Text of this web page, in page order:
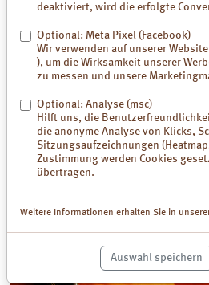
Der elastische, robuste Bambus ist ein
liefert das in Lebensmitteln seltene
Diese ist im Körper Bestandteil von
Kürbiskern-Protein
deaktiviert, wird die erfolgte
Optional: Meta Pixel (Facebook)
Wir verwenden auf unserer
), um die Wirksamkeit unserer
zu messen und unsere
Optional: Analyse (msc)
Hilft uns, die
die anonyme Analyse von Klicks,
Sitzungsaufzeichnungen
Zustimmung werden Cookies
übertragen.
Weitere Informationen erhalten Sie in
Auswahl speichern